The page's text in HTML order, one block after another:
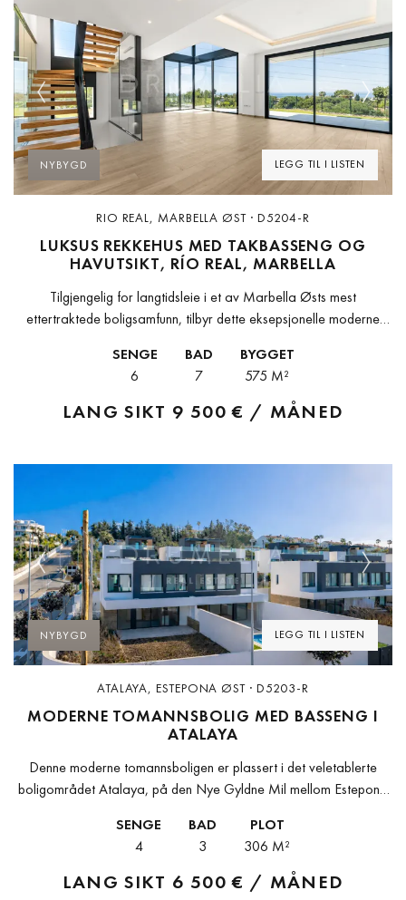
LEGG TIL I LISTEN
Previous Next
NYBYGD
RIO REAL, MARBELLA ØST · D5204-R
LUKSUS REKKEHUS MED TAKBASSENG OG
HAVUTSIKT, RÍO REAL, MARBELLA
Tilgjengelig for langtidsleie i et av Marbella Østs mest
ettertraktede boligsamfunn, tilbyr dette eksepsjonelle moderne
del Sol er...
SENGE
6
BAD
7
BYGGET
575 M²
LANG SIKT 9 500 € / MÅNED
LEGG TIL I LISTEN
Previous Next
NYBYGD
ATALAYA, ESTEPONA ØST · D5203-R
MODERNE TOMANNSBOLIG MED BASSENG I
ATALAYA
Denne moderne tomannsboligen er plassert i det veletablerte
boligområdet Atalaya, på den Nye Gyldne Mil mellom Estepona
eiendommen stil, komfort og funksjonalitet, og...
SENGE
4
BAD
3
PLOT
306 M²
LANG SIKT 6 500 € / MÅNED